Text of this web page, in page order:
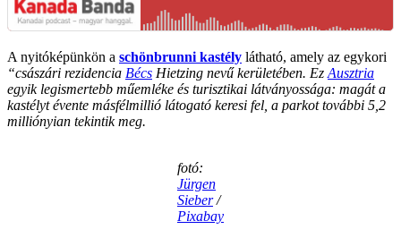
A nyitóképünkön a schönbrunni kastély látható, amely az egykori
“császári rezidencia Bécs Hietzing nevű kerületében. Ez Ausztria
egyik legismertebb műemléke és turisztikai látványossága: magát a
kastélyt évente másfélmillió látogató keresi fel, a parkot további 5,2
milliónyian tekintik meg.
fotó:
Jürgen
Sieber/
Pixabay